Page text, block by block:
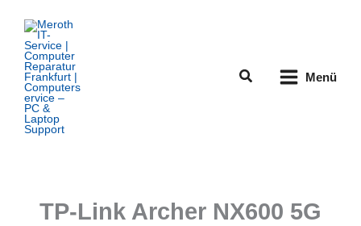
Inhalt
springen
Suchen Menü
TP-Link Archer NX600 5G